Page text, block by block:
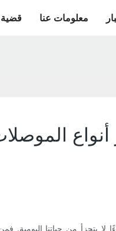
قضية معلومات عنا
يتجزأ من حياتنا اليومية.